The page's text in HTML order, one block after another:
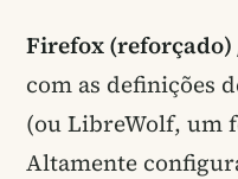
Firefox
com as definições
(ou LibreWolf, um
Altamente